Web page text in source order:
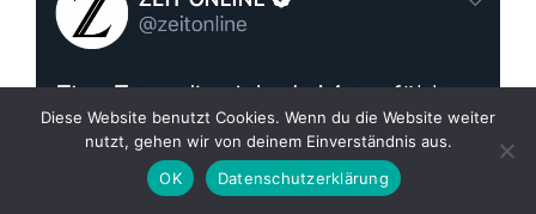
Diese Website benutzt Cookies. Wenn du die Website weiter
nutzt, gehen wir von deinem Einverständnis aus.
OK
Datenschutzerklärung